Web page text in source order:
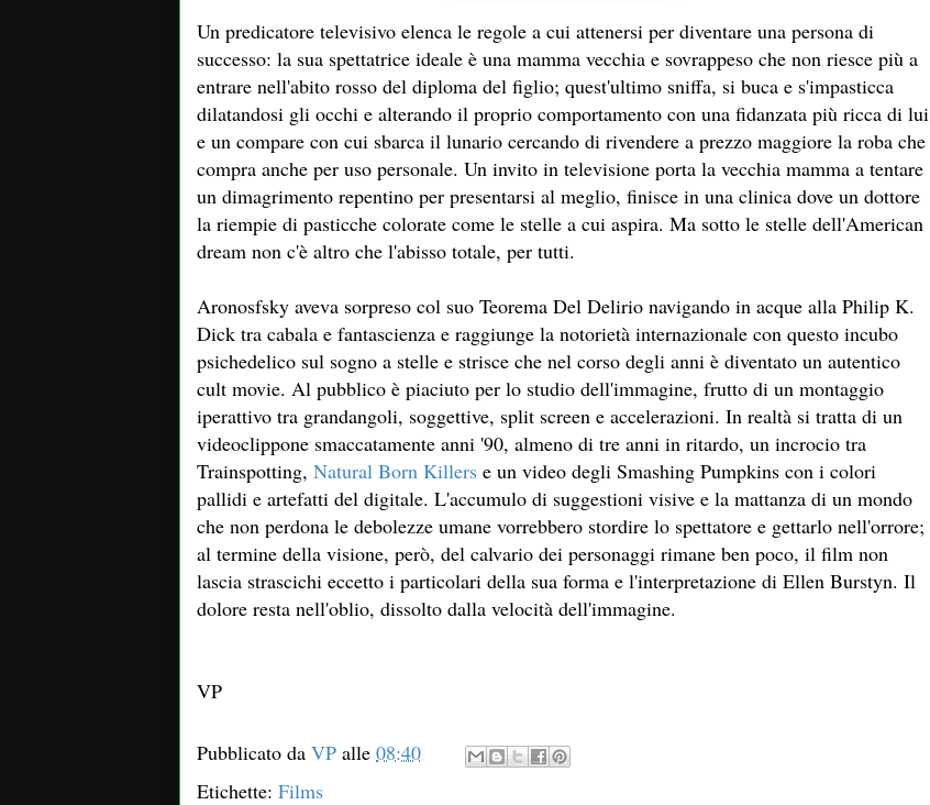
Un predicatore televisivo elenca le regole a cui attenersi per diventare una persona di
successo: la sua spettatrice ideale è una mamma vecchia e sovrappeso che non riesce più a
entrare nell'abito rosso del diploma del figlio; quest'ultimo sniffa, si buca e s'impasticca
dilatandosi gli occhi e alterando il proprio comportamento con una fidanzata più ricca di lui
e un compare con cui sbarca il lunario cercando di rivendere a prezzo maggiore la roba che
compra anche per uso personale. Un invito in televisione porta la vecchia mamma a tentare
un dimagrimento repentino per presentarsi al meglio, finisce in una clinica dove un dottore
la riempie di pasticche colorate come le stelle a cui aspira. Ma sotto le stelle dell'American
dream non c'è altro che l'abisso totale, per tutti.
Aronosfsky aveva sorpreso col suo Teorema Del Delirio navigando in acque alla Philip K.
Dick tra cabala e fantascienza e raggiunge la notorietà internazionale con questo incubo
psichedelico sul sogno a stelle e strisce che nel corso degli anni è diventato un autentico
cult movie. Al pubblico è piaciuto per lo studio dell'immagine, frutto di un montaggio
iperattivo tra grandangoli, soggettive, split screen e accelerazioni. In realtà si tratta di un
videoclippone smaccatamente anni '90, almeno di tre anni in ritardo, un incrocio tra
Trainspotting, Natural Born Killers e un video degli Smashing Pumpkins con i colori
pallidi e artefatti del digitale. L'accumulo di suggestioni visive e la mattanza di un mondo
che non perdona le debolezze umane vorrebbero stordire lo spettatore e gettarlo nell'orrore;
al termine della visione, però, del calvario dei personaggi rimane ben poco, il film non
lascia strascichi eccetto i particolari della sua forma e l'interpretazione di Ellen Burstyn. Il
dolore resta nell'oblio, dissolto dalla velocità dell'immagine.
VP
Pubblicato da VP alle 08:40
Etichette: Films